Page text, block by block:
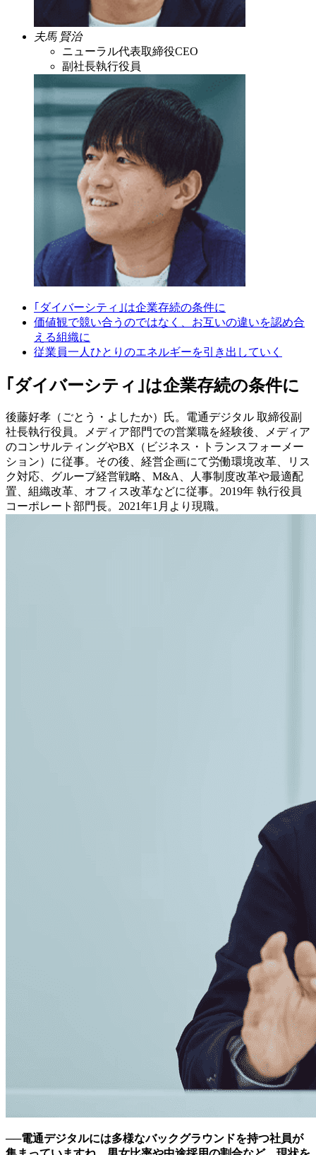
夫馬 賢治
ニューラル代表取締役CEO
副社長執行役員
｢ダイバーシティ｣は企業存続の条件に
価値観で競い合うのではなく、お互いの違いを認め合
える組織に
従業員一人ひとりのエネルギーを引き出していく
｢ダイバーシティ｣は企業存続の条件に
後藤好孝（ごとう・よしたか）氏。電通デジタル 取締役副
社長執行役員。メディア部門での営業職を経験後、メディア
のコンサルティングやBX（ビジネス・トランスフォーメー
ション）に従事。その後、経営企画にて労働環境改革、リス
ク対応、グループ経営戦略、M&A、人事制度改革や最適配
置、組織改革、オフィス改革などに従事。2019年 執行役員
コーポレート部門長。2021年1月より現職。
──電通デジタルには多様なバックグラウンドを持つ社員が